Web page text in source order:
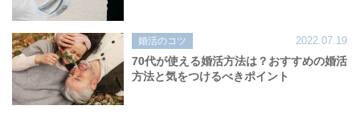
婚活のコツ 2022.07.19
70代が使える婚活方法は？おすすめの婚活
方法と気をつけるべきポイント